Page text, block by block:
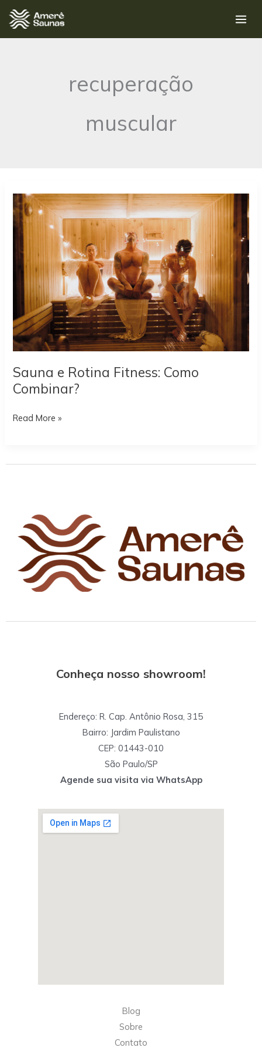
para
o
recuperação
muscular
Sauna e Rotina Fitness: Como
Combinar?
Sauna
Fitness:
Read More »
Conheça nosso showroom!
Endereço: R. Cap. Antônio Rosa, 315
Bairro: Jardim Paulistano
CEP: 01443-010
São Paulo/SP
Agende sua visita via WhatsApp
Blog
Sobre
Contato